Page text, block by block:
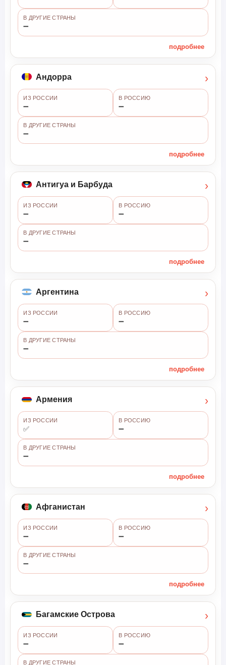
В ДРУГИЕ СТРАНЫ
➖
подробнее
Андорра ›
ИЗ РОССИИ
➖
В РОССИЮ
➖
В ДРУГИЕ СТРАНЫ
➖
подробнее
Антигуа и Барбуда ›
ИЗ РОССИИ
➖
В РОССИЮ
➖
В ДРУГИЕ СТРАНЫ
➖
подробнее
Аргентина ›
ИЗ РОССИИ
➖
В РОССИЮ
➖
В ДРУГИЕ СТРАНЫ
➖
подробнее
Армения ›
ИЗ РОССИИ
✅
В РОССИЮ
➖
В ДРУГИЕ СТРАНЫ
➖
подробнее
Афганистан ›
ИЗ РОССИИ
➖
В РОССИЮ
➖
В ДРУГИЕ СТРАНЫ
➖
подробнее
Багамские Острова ›
ИЗ РОССИИ
➖
В РОССИЮ
➖
В ДРУГИЕ СТРАНЫ